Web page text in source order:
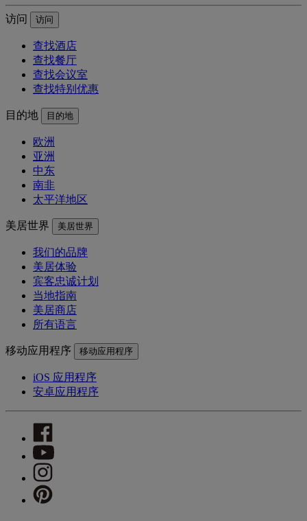
访问 访问
查找酒店
查找餐厅
查找会议室
查找特别优惠
目的地 目的地
欧洲
亚洲
中东
南非
太平洋地区
美居世界 美居世界
我们的品牌
美居体验
宾客忠诚计划
当地指南
美居商店
所有语言
移动应用程序 移动应用程序
iOS 应用程序
安卓应用程序